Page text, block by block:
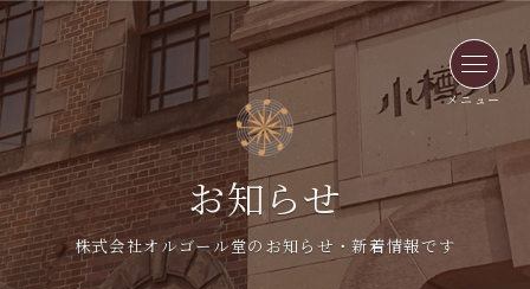
メニュー
お知らせ
株式会社オルゴール堂のお知らせ・新着情報です